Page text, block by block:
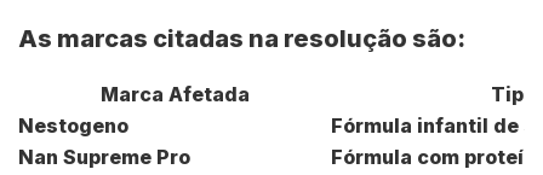
As marcas citadas na resolução são:
Marca Afetada
Tipo
Nestogeno
Fórmula infantil de
Nan Supreme Pro
Fórmula com